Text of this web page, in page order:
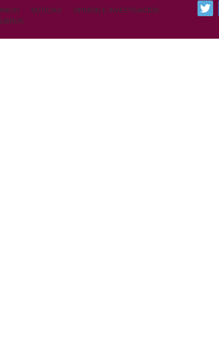
INICIO NOTICIAS
OPINIÓN E INVESTIGACIÓN
LIBROS